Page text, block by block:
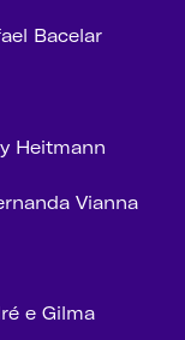
Bacelar
Heitmann
Vianna
e Gilma